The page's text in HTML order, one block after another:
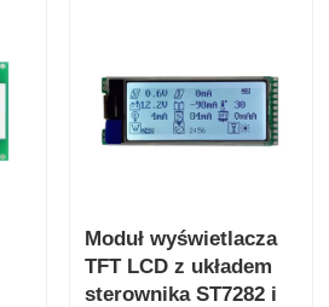
Moduł wyświetlacza
TFT LCD z układem
sterownika ST7282 i